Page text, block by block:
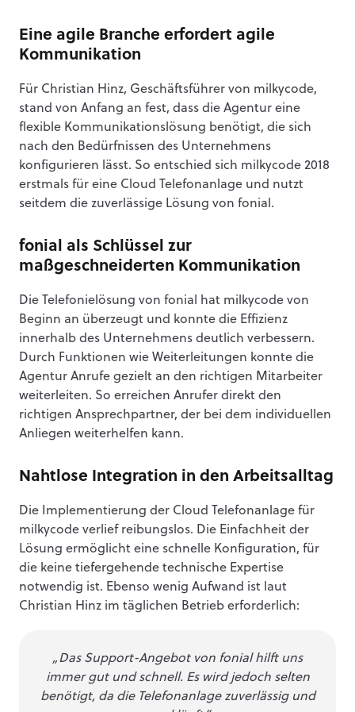
Eine agile Branche erfordert agile
Kommunikation
Für Christian Hinz, Geschäftsführer von milkycode,
stand von Anfang an fest, dass die Agentur eine
flexible Kommunikationslösung benötigt, die sich
nach den Bedürfnissen des Unternehmens
konfigurieren lässt. So entschied sich milkycode 2018
erstmals für eine Cloud Telefonanlage und nutzt
seitdem die zuverlässige Lösung von fonial.
fonial als Schlüssel zur
maßgeschneiderten Kommunikation
Die Telefonielösung von fonial hat milkycode von
Beginn an überzeugt und konnte die Effizienz
innerhalb des Unternehmens deutlich verbessern.
Durch Funktionen wie Weiterleitungen konnte die
Agentur Anrufe gezielt an den richtigen Mitarbeiter
weiterleiten. So erreichen Anrufer direkt den
richtigen Ansprechpartner, der bei dem individuellen
Anliegen weiterhelfen kann.
Nahtlose Integration in den Arbeitsalltag
Die Implementierung der Cloud Telefonanlage für
milkycode verlief reibungslos. Die Einfachheit der
Lösung ermöglicht eine schnelle Konfiguration, für
die keine tiefergehende technische Expertise
notwendig ist. Ebenso wenig Aufwand ist laut
Christian Hinz im täglichen Betrieb erforderlich:
„Das Support-Angebot von fonial hilft uns
immer gut und schnell. Es wird jedoch selten
benötigt, da die Telefonanlage zuverlässig und